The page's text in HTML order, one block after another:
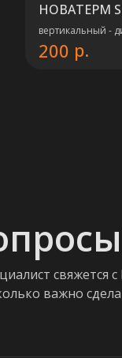
НОВАТЕРМ
вертикальный -
200 р.
свяжется
важно